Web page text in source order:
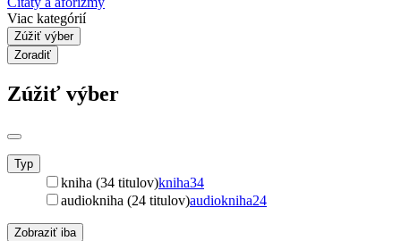
Viac kategórií
Zúžiť výber
Zoradiť
Zúžiť výber
Typ
kniha (34 titulov)kniha34
audiokniha (24 titulov)audiokniha24
Zobraziť iba